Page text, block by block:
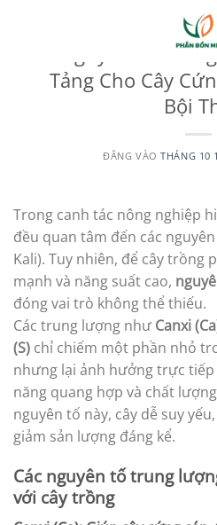
Nguyên Tố
Tảng Cho Cây
Bội
ĐĂNG VÀOTHÁNG 10
Trong canh tác nông nghiệp
đều quan tâm đến các
Kali). Tuy nhiên, để cây trồng
mạnh và năng suất cao,
đóng vai trò không thể thiếu.
Các trung lượng như Canxi
(S) chỉ chiếm một phần nhỏ
nhưng lại ảnh hưởng trực tiếp
năng quang hợp và chất
nguyên tố này, cây dễ suy
giảm sản lượng đáng kể.
Các nguyên tố trung
với cây trồng